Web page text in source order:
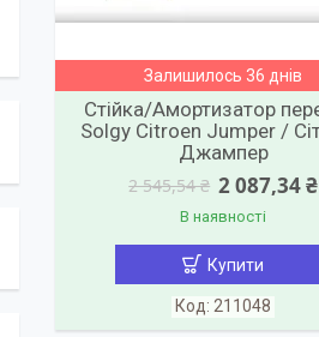
Залишилось 36 днів
Стійка/Амортизатор
Solgy Citroen Jumper /
Джампер
2 545,54 ₴ 2 087,34 ₴
В наявності
Купити
211048